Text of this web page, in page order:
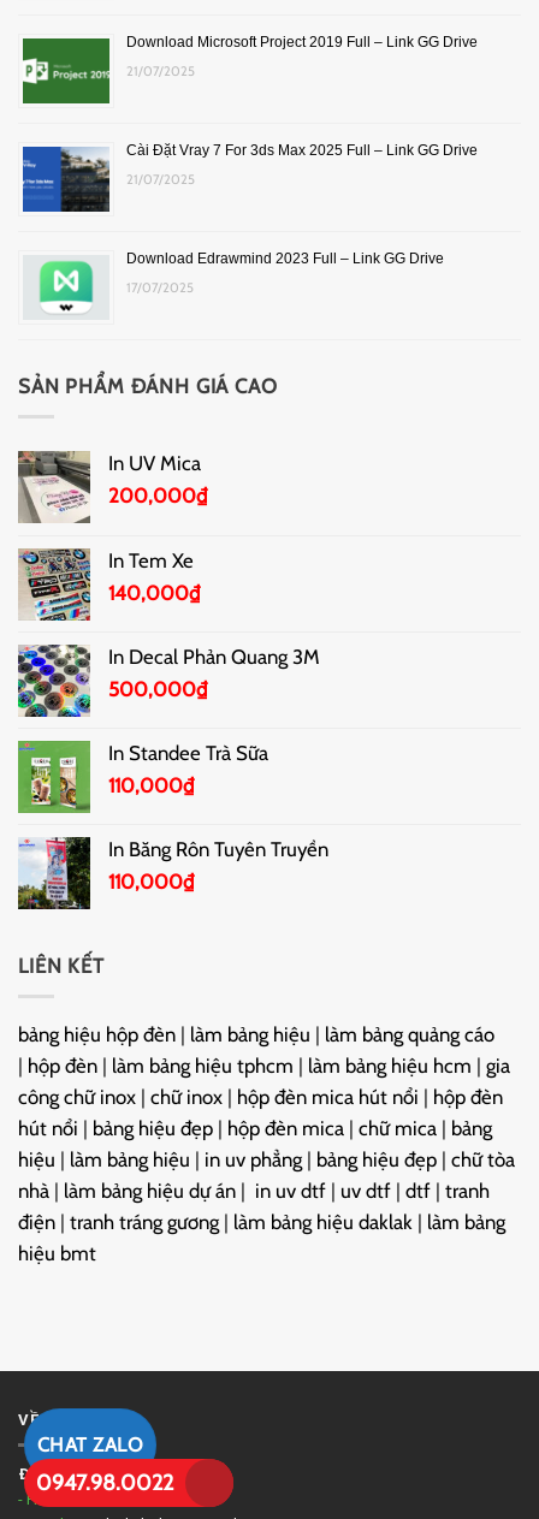
CHAT ZALO
0947.98.0022
Download Microsoft Project 2019 Full – Link GG Drive
21/07/2025
Cài Đặt Vray 7 For 3ds Max 2025 Full – Link GG Drive
21/07/2025
Download Edrawmind 2023 Full – Link GG Drive
17/07/2025
SẢN PHẨM ĐÁNH GIÁ CAO
In UV Mica
200,000₫
In Tem Xe
140,000₫
In Decal Phản Quang 3M
500,000₫
In Standee Trà Sữa
110,000₫
In Băng Rôn Tuyên Truyền
110,000₫
LIÊN KẾT
bảng hiệu hộp đèn | làm bảng hiệu | làm bảng quảng cáo
| hộp đèn | làm bảng hiệu tphcm | làm bảng hiệu hcm | gia
công chữ inox | chữ inox | hộp đèn mica hút nổi | hộp đèn
hút nổi | bảng hiệu đẹp | hộp đèn mica | chữ mica | bảng
hiệu | làm bảng hiệu | in uv phẳng | bảng hiệu đẹp | chữ tòa
nhà | làm bảng hiệu dự án | in uv dtf | uv dtf | dtf | tranh
điện | tranh tráng gương | làm bảng hiệu daklak | làm bảng
hiệu bmt
VỀ CHÚNG TÔI
Đinh Phan-In UV DP
- Hotline/Zalo:
0947.98.0022